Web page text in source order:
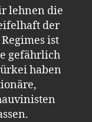
lehnen die
der
ist
gefährlich
haben